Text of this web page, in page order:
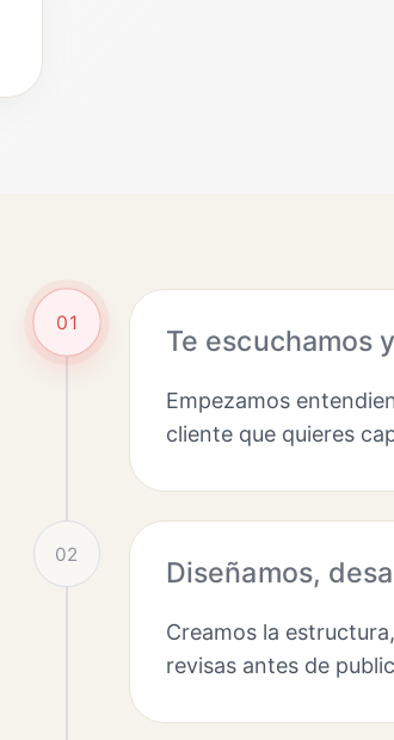
01
Te escuchamos
Empezamos
cliente que quieres
02
Diseñamos,
Creamos la
revisas antes de